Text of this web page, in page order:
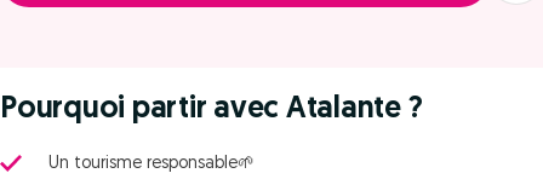
Pourquoi partir avec Atalante ?
Un tourisme responsable🌱